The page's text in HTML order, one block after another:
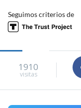
Seguimos criterios de
1910
visitas